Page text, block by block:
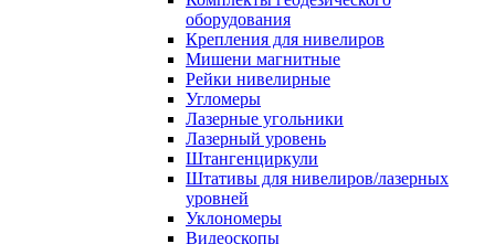
оборудования
Крепления для нивелиров
Мишени магнитные
Рейки нивелирные
Угломеры
Лазерные угольники
Лазерный уровень
Штангенциркули
Штативы для нивелиров/лазерных
уровней
Уклономеры
Видеоскопы